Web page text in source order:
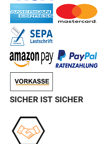
SICHER IST SICHER